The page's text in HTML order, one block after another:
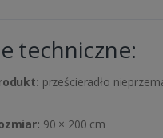
techniczne:
prześcieradło
90 × 200 cm